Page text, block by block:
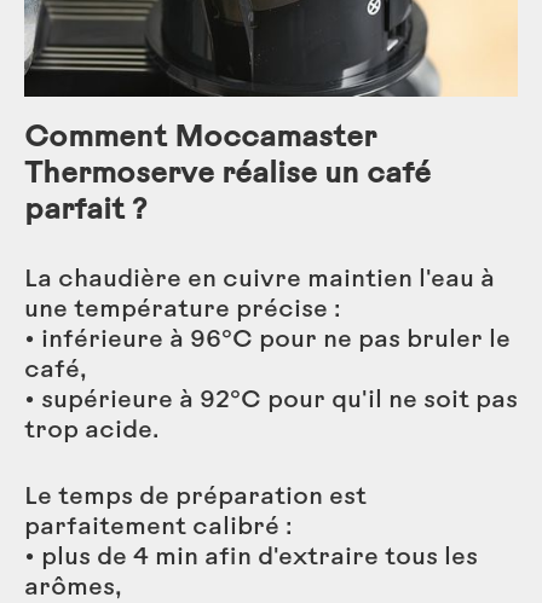
Comment Moccamaster
Thermoserve réalise un café
parfait ?
La chaudière en cuivre maintien l'eau à
une température précise :
• inférieure à 96°C pour ne pas bruler le
café,
• supérieure à 92°C pour qu'il ne soit pas
trop acide.
Le temps de préparation est
parfaitement calibré :
• plus de 4 min afin d'extraire tous les
arômes,